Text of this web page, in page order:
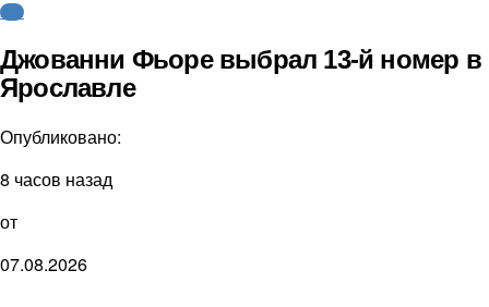
КХЛ
Джованни Фьоре выбрал 13-й номер в
Ярославле
Опубликовано:
8 часов назад
от
07.08.2026